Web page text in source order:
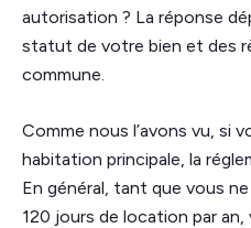
autorisation ? La réponse
statut de votre bien et des
commune.
Comme nous l’avons vu, si
habitation principale, la
En général, tant que vous
120 jours de location par an,